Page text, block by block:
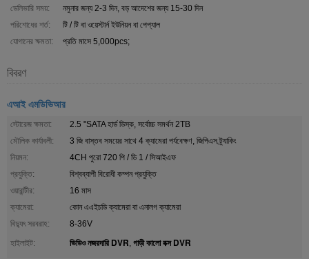
ডেলিভারি সময়:
নমুনার জন্য 2-3 দিন, বড় আদেশের জন্য 15-30 দিন
পরিশোধের শর্ত:
টি / টি বা ওয়েস্টার্ন ইউনিয়ন বা পেপ্যাল
যোগানের ক্ষমতা:
প্রতি মাসে 5,000pcs;
বিবরণ
এআই এমডিভিআর
স্টোরেজ ক্ষমতা:
2.5 "SATA হার্ড ডিস্ক, সর্বোচ্চ সমর্থন 2TB
মৌলিক কার্যাবলী:
3 জি বাস্তব সময়ের সাথে 4 ক্যামেরা পর্যবেক্ষণ, জিপিএস ট্র্যাকিং
নিয়মন:
4CH পুরো 720 পি / ডি 1 / সিআইএফ
প্রযুক্তি:
বিশ্বব্যাপী বিরোধী কম্পন প্রযুক্তি
ওয়ারান্টীর:
16 মাস
ক্যামেরা:
কোন এএইচডি ক্যামেরা বা এনালগ ক্যামেরা
বিদ্যুৎ সরবরাহ:
8-36V
হাইলাইট:
ভিডিও নজরদারি DVR, গাড়ী কালো বক্স DVR